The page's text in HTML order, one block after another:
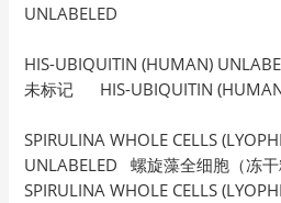
UNLABELED
HIS-UBIQUITIN (HUMAN)
未标记 HIS-UBIQUITIN
SPIRULINA WHOLE CELLS
UNLABELED 螺旋藻全细胞（
SPIRULINA WHOLE CELLS